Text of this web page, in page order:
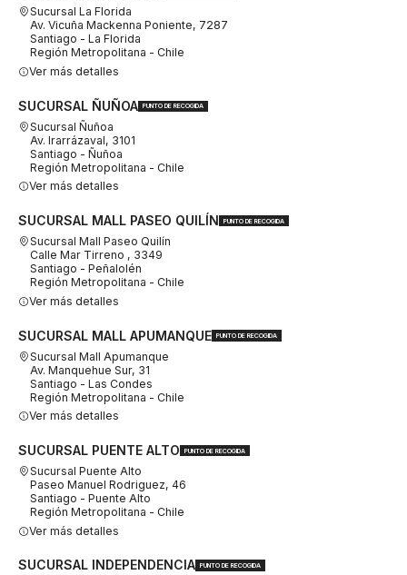
Sucursal La Florida
Av. Vicuña Mackenna Poniente, 7287
Santiago - La Florida
Región Metropolitana - Chile
Ver más detalles
SUCURSAL ÑUÑOA PUNTO DE RECOGIDA
Sucursal Ñuñoa
Av. Irarrázaval, 3101
Santiago - Ñuñoa
Región Metropolitana - Chile
Ver más detalles
SUCURSAL MALL PASEO QUILÍN PUNTO DE RECOGIDA
Sucursal Mall Paseo Quilín
Calle Mar Tirreno , 3349
Santiago - Peñalolén
Región Metropolitana - Chile
Ver más detalles
SUCURSAL MALL APUMANQUE PUNTO DE RECOGIDA
Sucursal Mall Apumanque
Av. Manquehue Sur, 31
Santiago - Las Condes
Región Metropolitana - Chile
Ver más detalles
SUCURSAL PUENTE ALTO PUNTO DE RECOGIDA
Sucursal Puente Alto
Paseo Manuel Rodriguez, 46
Santiago - Puente Alto
Región Metropolitana - Chile
Ver más detalles
SUCURSAL INDEPENDENCIA PUNTO DE RECOGIDA